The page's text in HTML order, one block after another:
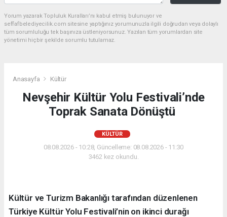
Yorum yazarak Topluluk Kuralları’nı kabul etmiş bulunuyor ve
seffafbelediyecilik.com sitesine yaptığınız yorumunuzla ilgili doğrudan veya dolaylı
tüm sorumluluğu tek başınıza üstleniyorsunuz. Yazılan tüm yorumlardan site
yönetimi hiçbir şekilde sorumlu tutulamaz.
Anasayfa Kültür
Nevşehir Kültür Yolu Festivali’nde
Toprak Sanata Dönüştü
KÜLTÜR
08.08.2026 - 10:28, Güncelleme: 08.08.2026 - 11:30
3462 kez okundu.
Kültür ve Turizm Bakanlığı tarafından düzenlenen
Türkiye Kültür Yolu Festivali’nin on ikinci durağı